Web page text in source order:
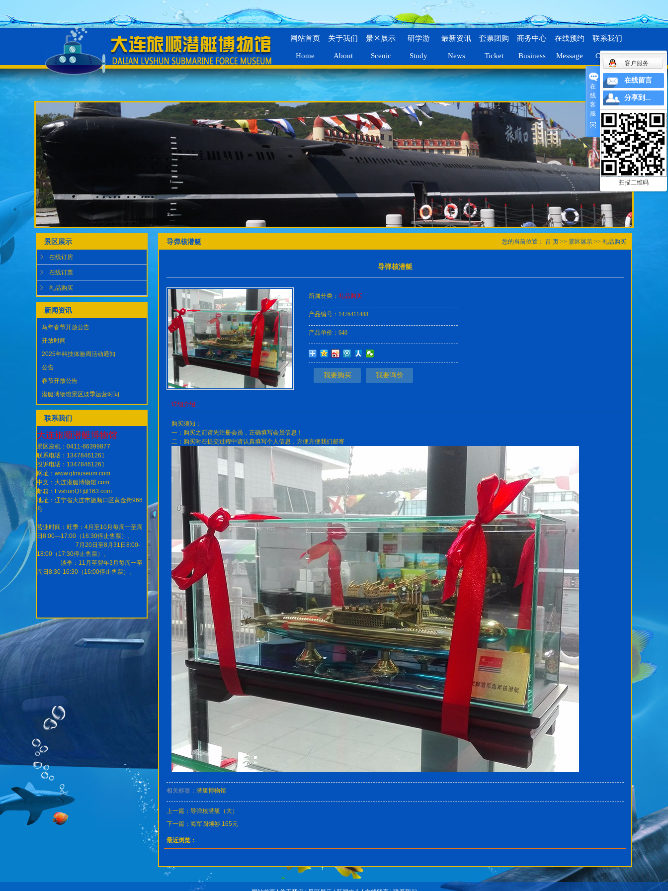
网站首页
Home
关于我们
About
景区展示
Scenic
研学游
Study
最新资讯
News
套票团购
Ticket
商务中心
Business
在线预约
Message
联系我们
Contact
景区展示
在线订房
在线订票
礼品购买
新闻资讯
马年春节开放公告
开放时间
2025年科技体验周活动通知
公告
春节开放公告
潜艇博物馆景区淡季运营时间...
联系我们
大连旅顺潜艇博物馆
景区座机：0411-86399877
联系电话：13478461261
投诉电话：13478461261
网址：www.qtmuseum.com
中文：大连潜艇博物馆.com
邮箱：LvshunQT@163.com
地址：辽宁省大连市旅顺口区黄金街966
号
营业时间：旺季：4月至10月每周一至周
日8:00—17:00（16:30停止售票）。
7月20日至8月31日8:00-
18:00（17:30停止售票）。
淡季：11月至翌年3月每周一至
周日8:30-16:30（16:00停止售票）。
导弹核潜艇 您的当前位置： 首 页 >> 景区展示 >> 礼品购买
导弹核潜艇
所属分类： 礼品购买
产品编号： 1476411488
产品单价： 640
我要购买 我要询价
详细介绍
购买须知：
一：购买之前请先注册会员，正确填写会员信息！
二：购买时在提交过程中请认真填写个人信息，方便方便我们邮寄
相关标签： 潜艇博物馆
上一篇： 导弹核潜艇（大）
下一篇： 海军圆领衫 165元
最近浏览：
在
线
客
服
客户服务
在线留言
分享到...
扫描二维码